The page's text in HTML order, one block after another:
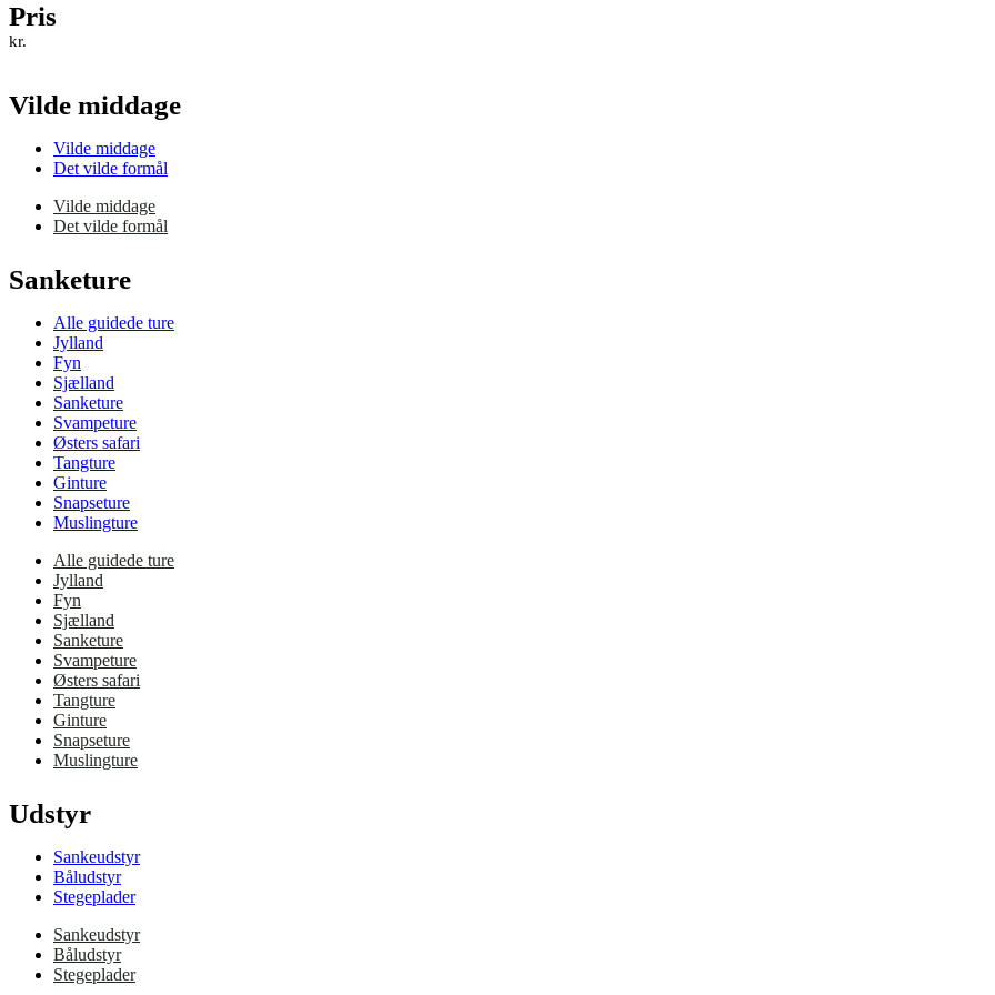
Pris
kr.
Vilde middage
Vilde middage
Det vilde formål
Vilde middage
Det vilde formål
Sanketure
Alle guidede ture
Jylland
Fyn
Sjælland
Sanketure
Svampeture
Østers safari
Tangture
Ginture
Snapseture
Muslingture
Alle guidede ture
Jylland
Fyn
Sjælland
Sanketure
Svampeture
Østers safari
Tangture
Ginture
Snapseture
Muslingture
Udstyr
Sankeudstyr
Båludstyr
Stegeplader
Sankeudstyr
Båludstyr
Stegeplader